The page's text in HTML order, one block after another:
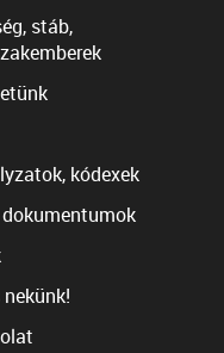
stáb,
kódexek
dokumentumok